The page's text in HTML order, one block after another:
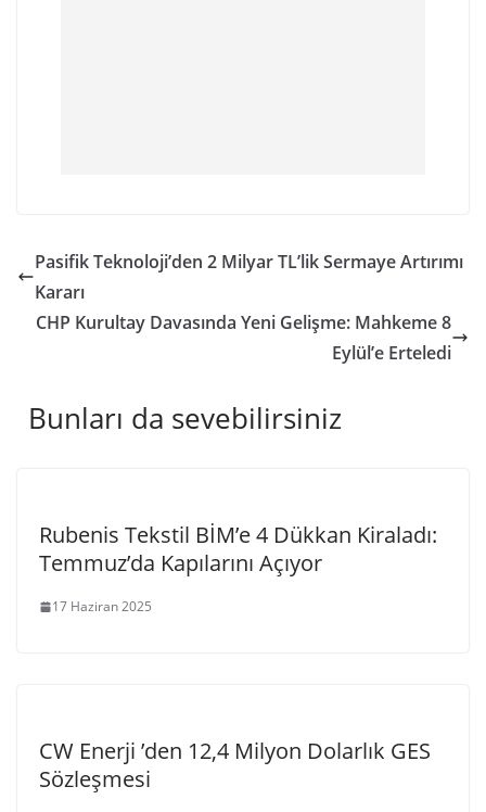
Pasifik Teknoloji’den 2 Milyar TL’lik Sermaye Artırımı
Kararı
CHP Kurultay Davasında Yeni Gelişme: Mahkeme 8
Eylül’e Erteledi
Bunları da sevebilirsiniz
Rubenis Tekstil BİM’e 4 Dükkan Kiraladı:
Temmuz’da Kapılarını Açıyor
17 Haziran 2025
CW Enerji ’den 12,4 Milyon Dolarlık GES
Sözleşmesi